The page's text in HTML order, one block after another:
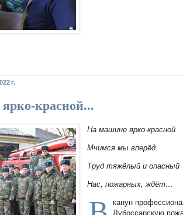
г.
красной...
На машине ярко-красной
Мчимся мы вперёд.
Труд тяжёлый и опасный
Нас, пожарных, ждёт…
канун
Дубоссарскую